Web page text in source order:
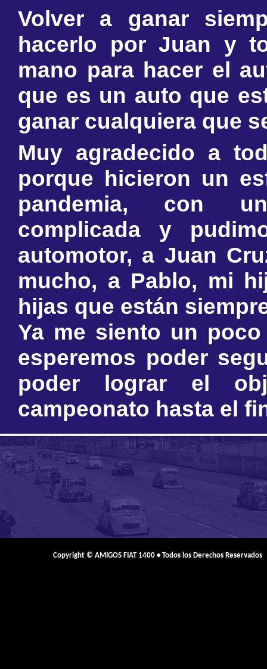
Volver a ganar
hacerlo por Juan y
mano para hacer el
que es un auto que
ganar cualquiera que
Muy agradecido a
porque hicieron un
pandemia, con
complicada y
automotor, a Juan
mucho, a Pablo, mi
hijas que están
Ya me siento un
esperemos poder
poder lograr el
campeonato hasta el